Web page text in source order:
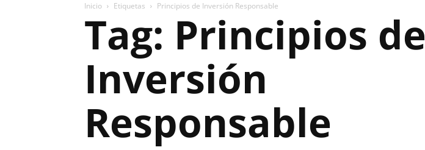
Inicio Etiquetas Principios de Inversión Responsable
Tag: Principios de
Inversión
Responsable